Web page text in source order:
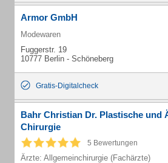
Armor GmbH
Modewaren
Fuggerstr. 19
10777 Berlin - Schöneberg
Gratis-Digitalcheck
Bahr Christian Dr. Plastische und
Chirurgie
5 Bewertungen
Ärzte: Allgemeinchirurgie (Fachärzte)